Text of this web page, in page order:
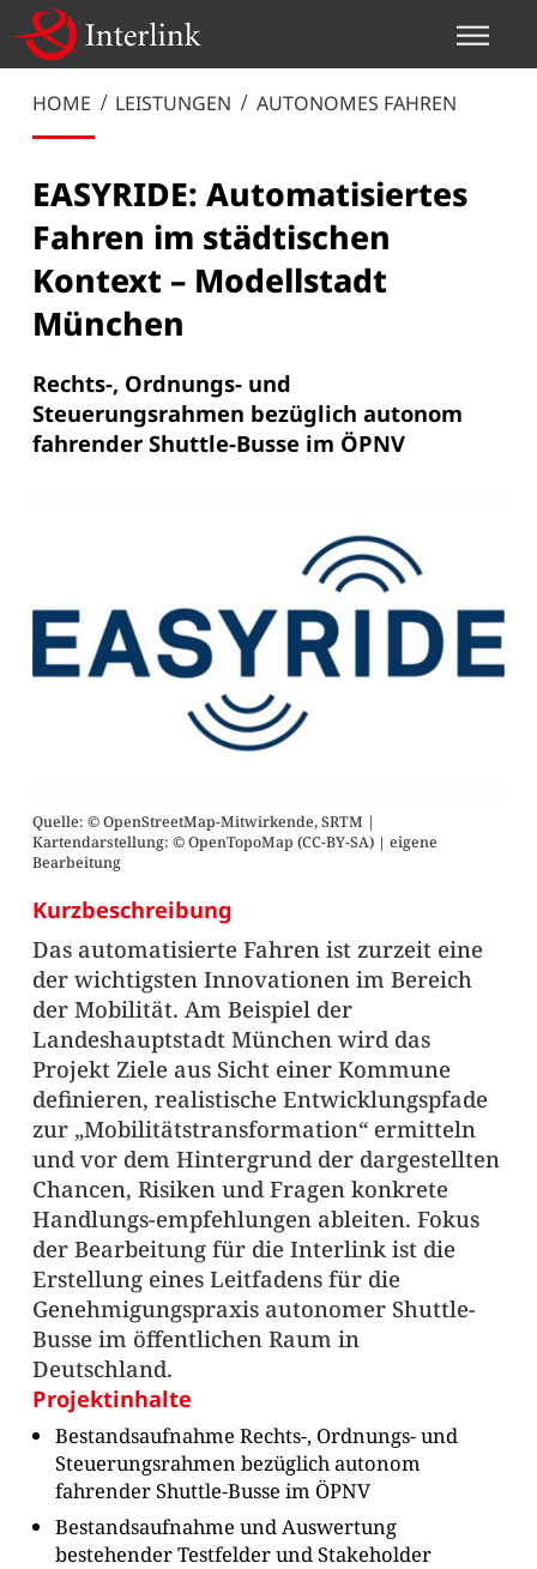
HOME LEISTUNGEN AUTONOMES FAHREN
EASYRIDE: Automatisiertes
Fahren im städtischen
Kontext – Modellstadt
München
Rechts-, Ordnungs- und
Steuerungsrahmen bezüglich autonom
fahrender Shuttle-Busse im ÖPNV
Quelle: © OpenStreetMap-Mitwirkende, SRTM |
Kartendarstellung: © OpenTopoMap (CC-BY-SA) | eigene
Bearbeitung
Kurzbeschreibung
Das automatisierte Fahren ist zurzeit eine
der wichtigsten Innovationen im Bereich
der Mobilität. Am Beispiel der
Landeshauptstadt München wird das
Projekt Ziele aus Sicht einer Kommune
definieren, realistische Entwicklungspfade
zur „Mobilitätstransformation“ ermitteln
und vor dem Hintergrund der dargestellten
Chancen, Risiken und Fragen konkrete
Handlungs-empfehlungen ableiten. Fokus
der Bearbeitung für die Interlink ist die
Erstellung eines Leitfadens für die
Genehmigungspraxis autonomer Shuttle-
Busse im öffentlichen Raum in
Deutschland.
Projektinhalte
Bestandsaufnahme Rechts-, Ordnungs- und
Steuerungsrahmen bezüglich autonom
fahrender Shuttle-Busse im ÖPNV
Bestandsaufnahme und Auswertung
bestehender Testfelder und Stakeholder